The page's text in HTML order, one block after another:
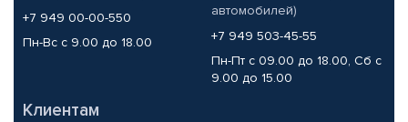
+7 949 00-00-550
Пн-Вс с 9.00 до 18.00
автомобилей)
+7 949 503-45-55
Пн-Пт с 09.00 до 18.00, Сб с
9.00 до 15.00
Клиентам